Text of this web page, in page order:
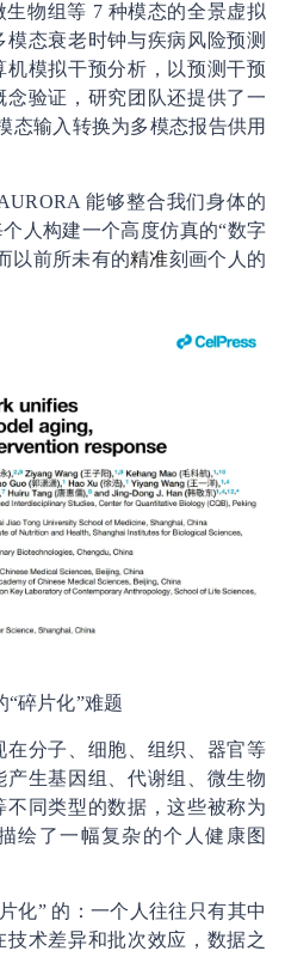
物组等 7 种模态的全景虚拟
态衰老时钟与疾病风险预测
模拟干预分析，以预测干预
验证，研究团队还提供了一
态输入转换为多模态报告供用
能够整合我们身体的
人构建一个高度仿真的“数字
以前所未有的精准刻画个人的
“碎片化”难题
分子、细胞、组织、器官等
生基因组、代谢组、微生物
同类型的数据，这些被称为
绘了一幅复杂的个人健康图
化” 的：一个人往往只有其中
术差异和批次效应，数据之